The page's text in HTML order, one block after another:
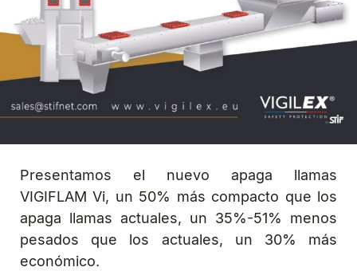
Presentamos el nuevo apaga llamas
VIGIFLAM Vi, un 50% más compacto que los
apaga llamas actuales, un 35%-51% menos
pesados que los actuales, un 30% más
económico.